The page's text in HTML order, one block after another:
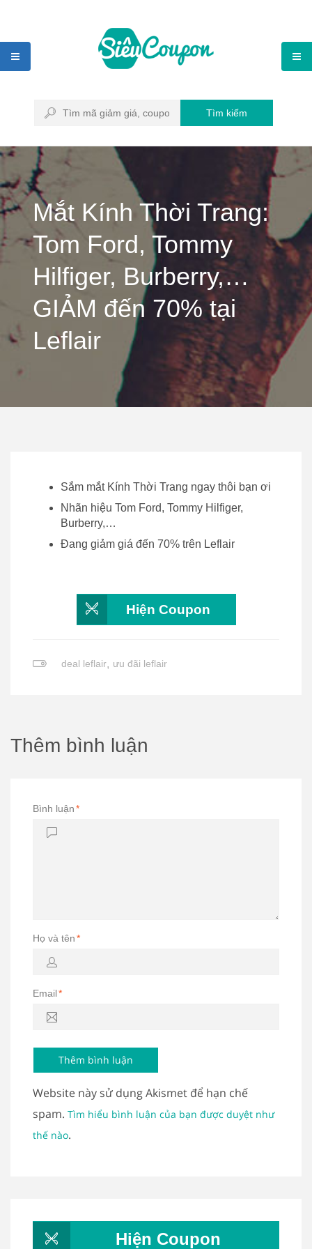
Tìm kiếm
Mắt Kính Thời Trang:
Tom Ford, Tommy
Hilfiger, Burberry,…
GIẢM đến 70% tại
Leflair
Sắm mắt Kính Thời Trang ngay thôi bạn ơi
Nhãn hiệu Tom Ford, Tommy Hilfiger,
Burberry,…
Đang giảm giá đến 70% trên Leflair
Hiện Coupon
deal leflair, ưu đãi leflair
Thêm bình luận
Bình luận*
Họ và tên*
Email*
Website này sử dụng Akismet để hạn chế
spam. Tìm hiểu bình luận của bạn được duyệt như
thế nào.
Hiện Coupon